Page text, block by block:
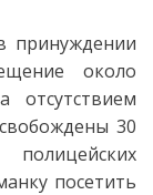
принуждении
около
отсутствием
30
посетить